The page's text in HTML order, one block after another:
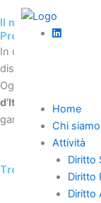
al
contenuto
Home
Chi siamo
Attività
Diritto
Diritto
Diritto
Il nostro team
Professionisti
In uno scenario
distingue per
Ogni membro del
d’Italia
, unisce
garantendo
Trova il tuo